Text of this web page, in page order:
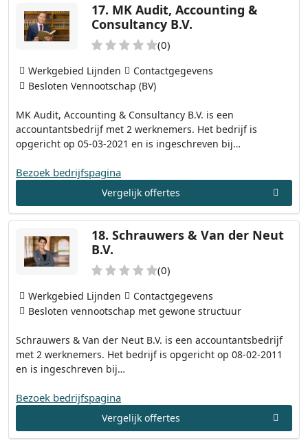
17. MK Audit, Accounting &
Consultancy B.V.
(0)
MK Audit, Accounting & Consultancy B.V. is een
accountantsbedrijf met 2 werknemers. Het bedrijf is
opgericht op 05-03-2021 en is ingeschreven bij…
Werkgebied Lijnden
Contactgegevens
Besloten Vennootschap (BV)
Bezoek bedrijfspagina
Vergelijk offertes
18. Schrauwers & Van der Neut
B.V.
(0)
Schrauwers & Van der Neut B.V. is een accountantsbedrijf
met 2 werknemers. Het bedrijf is opgericht op 08-02-2011
en is ingeschreven bij…
Werkgebied Lijnden
Contactgegevens
Besloten vennootschap met gewone structuur
Bezoek bedrijfspagina
Vergelijk offertes